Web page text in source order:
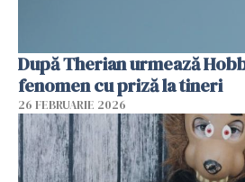
După Therian urmează
fenomen cu priză la tineri
26 FEBRUARIE 2026